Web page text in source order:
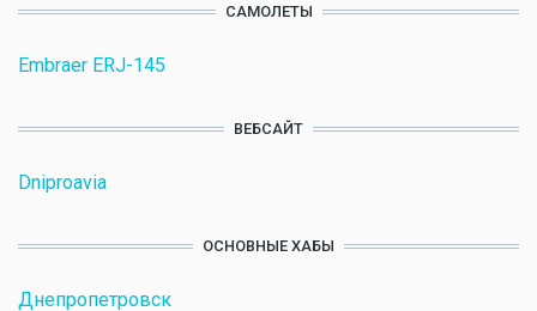
САМОЛЕТЫ
Embraer ERJ-145
ВЕБСАЙТ
Dniproavia
ОСНОВНЫЕ ХАБЫ
Днепропетровск